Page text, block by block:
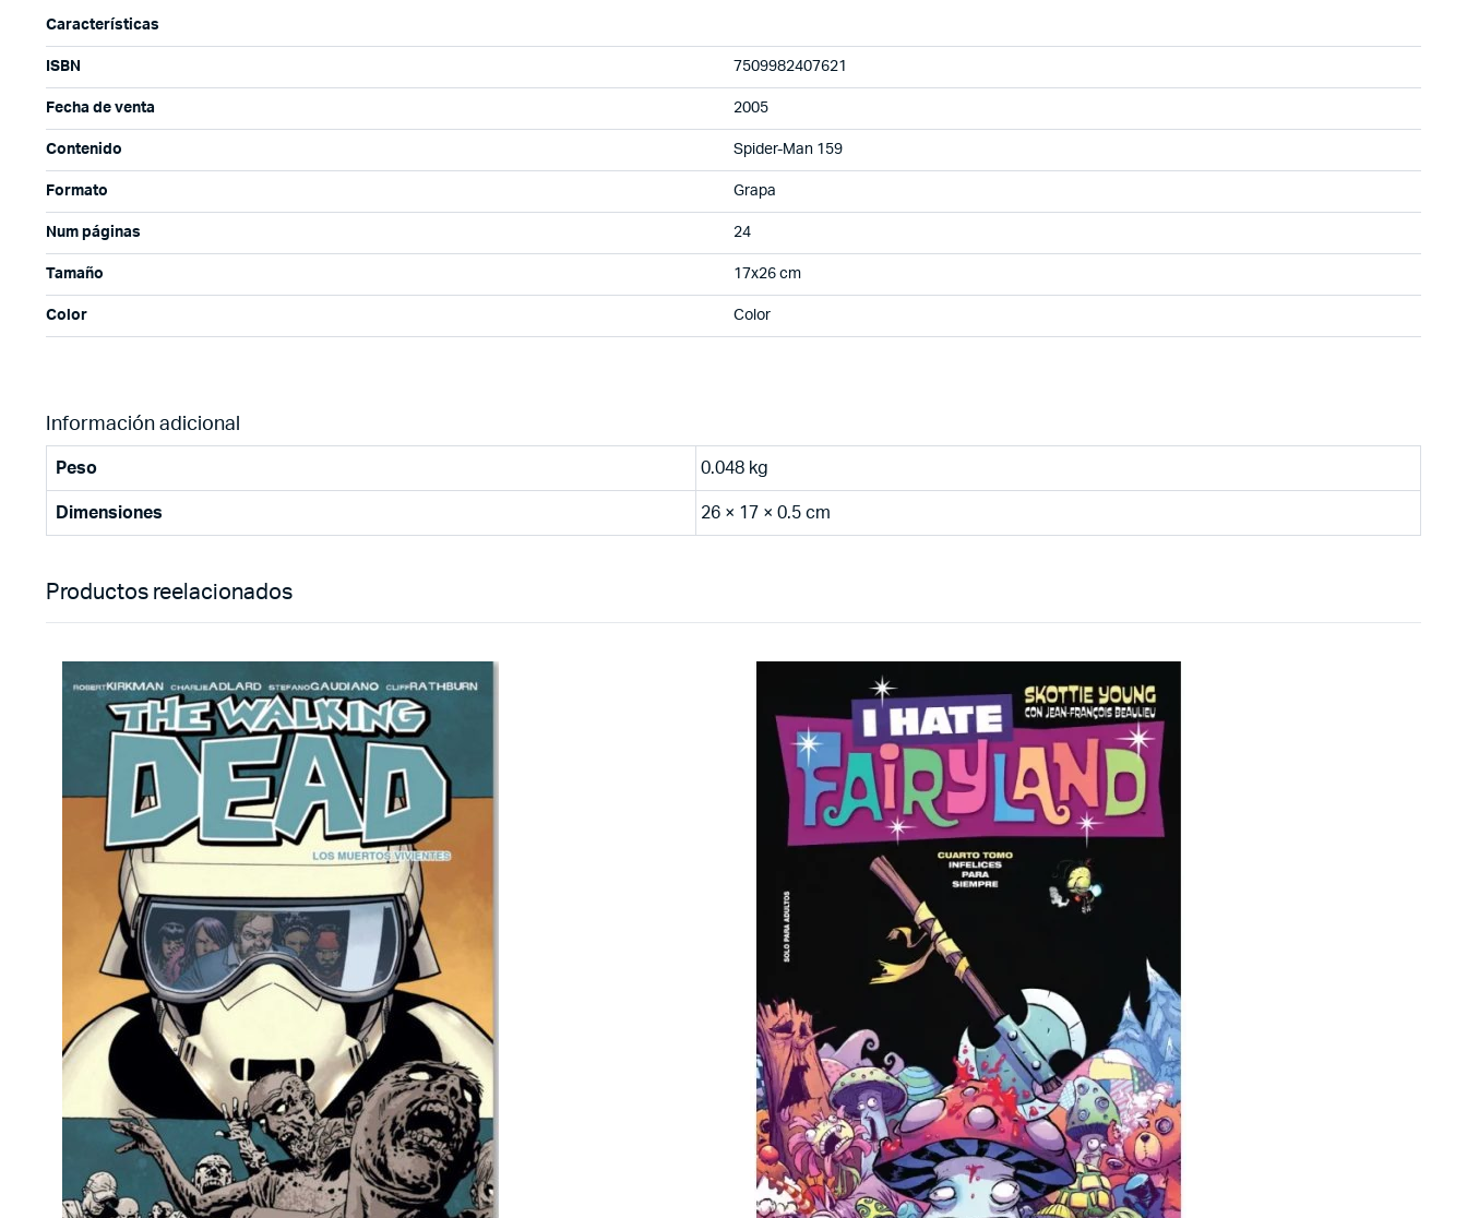
Características
ISBN 7509982407621
Fecha de venta 2005
Contenido Spider-Man 159
Formato Grapa
Num páginas 24
Tamaño 17x26 cm
Color Color
Información adicional
Peso 0.048 kg
Dimensiones 26 × 17 × 0.5 cm
Productos reelacionados